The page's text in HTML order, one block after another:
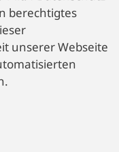
berechtigtes
unserer Webseite